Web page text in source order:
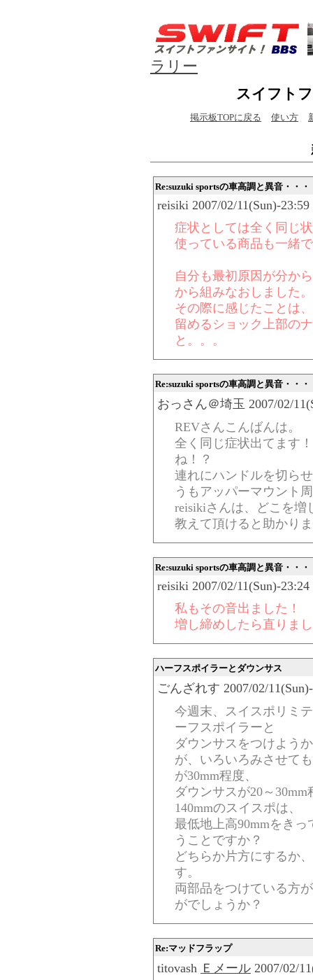
ラリー
スイフト
掲示板TOPに戻る 使い方
Re:suzuki sportsの車高調と異音・・・
reisiki 2007/02/11(Sun)-
症状としては全く同じ
使っている商品も一緒
自分も最初原因が分か
から組みなおしました。
その際に感じたことは
留めるショック上部の
と。。。
Re:suzuki sportsの車高調と異音・・・
おっさん＠埼玉 2007/02/
REVさんこんばんは。
全く同じ症状出てます
ね！？
連れにハンドルを切ら
うもアッパーマウント
reisikiさんは、どこを増
教えて頂けると助かり
Re:suzuki sportsの車高調と異音・・・
reisiki 2007/02/11(Sun)-
私もその音出ました！
増し締めしたら直りま
ハーフスポイラーとダウンサス
ごんざれす 2007/02/
今週末、スイスポリミ
ーフスポイラーと
ダウンサスをつけよう
が、いろいろみさせて
が30mm程度、
ダウンサスが20～
140mmのスイスポは、
最低地上高90mmをき
うことですか？
どちらか片方にするか
す。
両部品をつけている方
がでしょうか？
Re:マッドフラップ
titovash Ｅメール 2007/02/